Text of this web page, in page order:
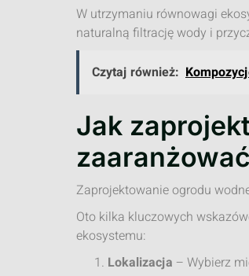
W utrzymaniu równowagi
naturalną filtrację wody i
Czytaj również:
Jak
zaaranżować
Zaprojektowanie ogrodu
Oto kilka kluczowych
ekosystemu:
Lokalizacja – Wybierz